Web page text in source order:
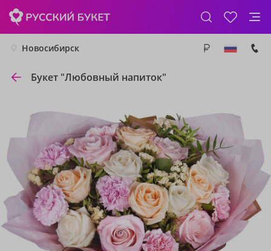
Новосибирск
Букет "Любовный напиток"